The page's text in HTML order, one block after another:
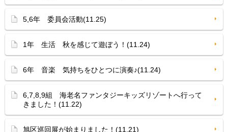
5,6年 委員会活動(11.25)
1年 生活 秋を感じて遊ぼう！(11.24)
6年 音楽 気持ちをひとつに演奏♪(11.24)
6,7,8,9組 海老名ファンタジーキッズリゾートへ行って
きました！(11.22)
旭区巡回展が始まりました！(11.21)